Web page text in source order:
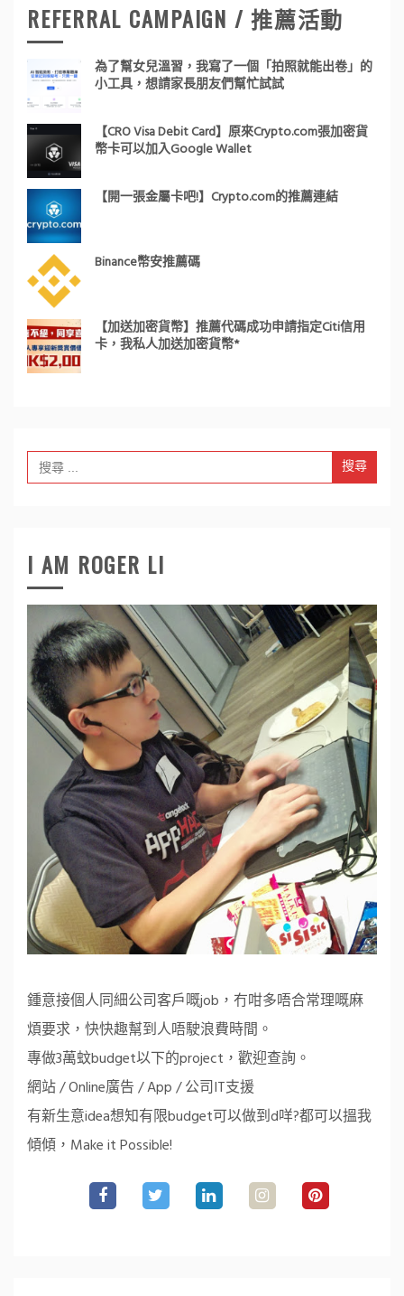
REFERRAL CAMPAIGN / 推薦活動
為了幫女兒溫習，我寫了一個「拍照就能出卷」的
小工具，想請家長朋友們幫忙試試
【CRO Visa Debit Card】原來Crypto.com張加密貨
幣卡可以加入Google Wallet
【開一張金屬卡吧!】Crypto.com的推薦連結
Binance幣安推薦碼
【加送加密貨幣】推薦代碼成功申請指定Citi信用
卡，我私人加送加密貨幣*
Search
for:
I AM ROGER LI
鍾意接個人同細公司客戶嘅job，冇咁多唔合常理嘅麻
煩要求，快快趣幫到人唔駛浪費時間。
專做3萬蚊budget以下的project，歡迎查詢。
網站 / Online廣告 / App / 公司IT支援
有新生意idea想知有限budget可以做到d咩?都可以搵我
傾傾，Make it Possible!